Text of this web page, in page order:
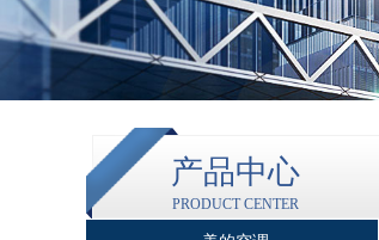
产品中心
PRODUCT CENTER